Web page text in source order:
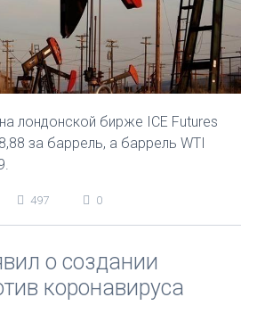
лондонской бирже ICE Futures
за баррель, а баррель WTI
497 0
о создании
коронавируса